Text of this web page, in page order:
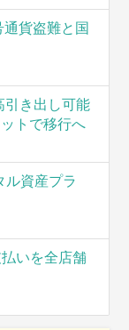
貨盗難と国
引き出し可能
トで移行へ
ル資産プラ
いを全店舗